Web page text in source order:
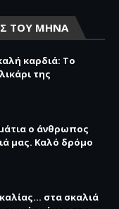
ΤΟΥ ΜΗΝΑ
καρδιά: Το
της
ο άνθρωπος
μας. Καλό δρόμο
στα σκαλιά